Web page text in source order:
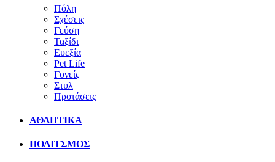
Πόλη
Σχέσεις
Γεύση
Ταξίδι
Ευεξία
Pet Life
Γονείς
Στυλ
Προτάσεις
ΑΘΛΗΤΙΚΑ
ΠΟΛΙΤΣΜΟΣ